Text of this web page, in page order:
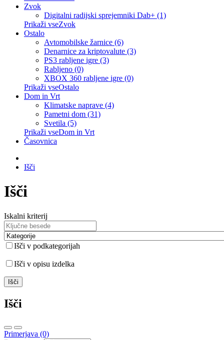
Zvok
Digitalni radijski sprejemniki Dab+ (1)
Prikaži vseZvok
Ostalo
Avtomobilske žarnice (6)
Denarnice za kriptovalute (3)
PS3 rabljene igre (3)
Rabljeno (0)
XBOX 360 rabljene igre (0)
Prikaži vseOstalo
Dom in Vrt
Klimatske naprave (4)
Pametni dom (31)
Svetila (5)
Prikaži vseDom in Vrt
Časovnica
Išči
Išči
Iskalni kriterij
Išči v podkategorijah
Išči v opisu izdelka
Išči
Primerjava (0)